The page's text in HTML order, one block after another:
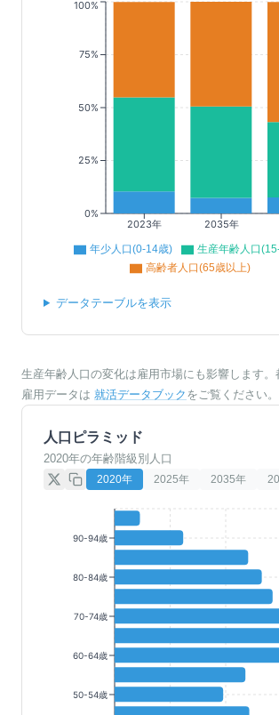
2023年 2035年
0%
25%
50%
75%
100%
年少人口(0-14歳)
生産年齢人口
高齢者人口(65歳以上)
データテーブルを表示
生産年齢人口の変化は雇用市場にも影響します。
雇用データは 就活データブック をご覧ください。
人口ピラミッド
2020年の年齢階級別人口
2020年 2025年 2035年
90-94歳
80-84歳
70-74歳
60-64歳
50-54歳